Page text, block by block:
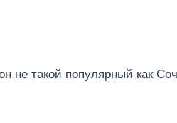
не такой популярный как